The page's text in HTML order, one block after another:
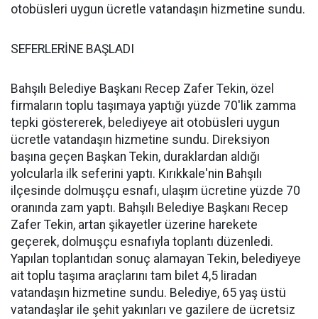
otobüsleri uygun ücretle vatandaşın hizmetine sundu.
SEFERLERİNE BAŞLADI
Bahşılı Belediye Başkanı Recep Zafer Tekin, özel
firmaların toplu taşımaya yaptığı yüzde 70'lik zamma
tepki göstererek, belediyeye ait otobüsleri uygun
ücretle vatandaşın hizmetine sundu. Direksiyon
başına geçen Başkan Tekin, duraklardan aldığı
yolcularla ilk seferini yaptı. Kırıkkale'nin Bahşılı
ilçesinde dolmuşçu esnafı, ulaşım ücretine yüzde 70
oranında zam yaptı. Bahşılı Belediye Başkanı Recep
Zafer Tekin, artan şikayetler üzerine harekete
geçerek, dolmuşçu esnafıyla toplantı düzenledi.
Yapılan toplantıdan sonuç alamayan Tekin, belediyeye
ait toplu taşıma araçlarını tam bilet 4,5 liradan
vatandaşın hizmetine sundu. Belediye, 65 yaş üstü
vatandaşlar ile şehit yakınları ve gazilere de ücretsiz